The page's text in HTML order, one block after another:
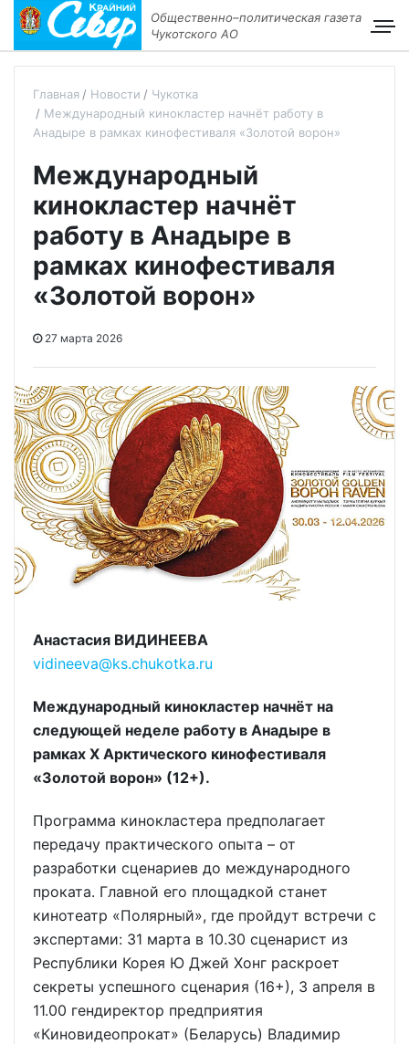
Общественно–политическая газета
Чукотского АО
Главная Новости
Чукотка
Международный кинокластер начнёт работу в
Анадыре в рамках кинофестиваля «Золотой ворон»
Международный
кинокластер начнёт
работу в Анадыре в
рамках кинофестиваля
«Золотой ворон»
27 марта 2026
Анастасия ВИДИНЕЕВА
vidineeva@ks.chukotka.ru
Международный кинокластер начнёт на
следующей неделе работу в Анадыре в
рамках X Арктического кинофестиваля
«Золотой ворон» (12+).
Программа кинокластера предполагает
передачу практического опыта – от
разработки сценариев до международного
проката. Главной его площадкой станет
кинотеатр «Полярный», где пройдут встречи с
экспертами: 31 марта в 10.30 сценарист из
Республики Корея Ю Джей Хонг раскроет
секреты успешного сценария (16+), 3 апреля в
11.00 гендиректор предприятия
«Киновидеопрокат» (Беларусь) Владимир